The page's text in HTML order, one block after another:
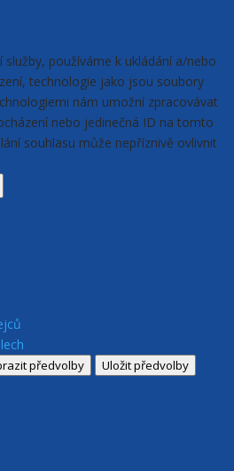
používáme k ukládání a/nebo
technologie jako jsou soubory
nám umožní zpracovávat
nebo jedinečná ID na tomto
souhlasu může nepříznivě ovlivnit
předvolby Uložit předvolby